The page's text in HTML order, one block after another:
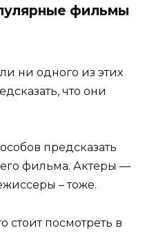
фильмы
ни одного из этих
что они
предсказать
фильма. Актеры —
– тоже.
стоит посмотреть в